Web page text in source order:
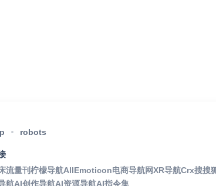
robots
流量刊柠檬导航AllEmoticon电商导航网XR导航Crx搜搜
航AI创作导航AI资源导航AI指令集